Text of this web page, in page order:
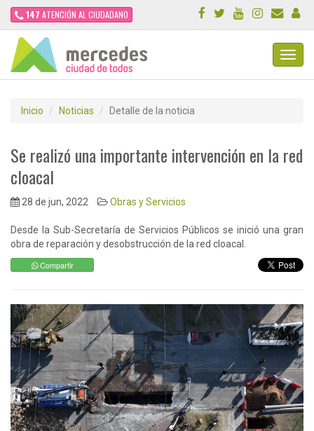
147 ATENCIÓN AL CIUDADANO
Inicio Noticias Detalle de la noticia
Se realizó una importante intervención en la red
cloacal
28 de jun, 2022 Obras y Servicios
Desde la Sub-Secretaría de Servicios Públicos se inició una gran
obra de reparación y desobstrucción de la red cloacal.
Compartir